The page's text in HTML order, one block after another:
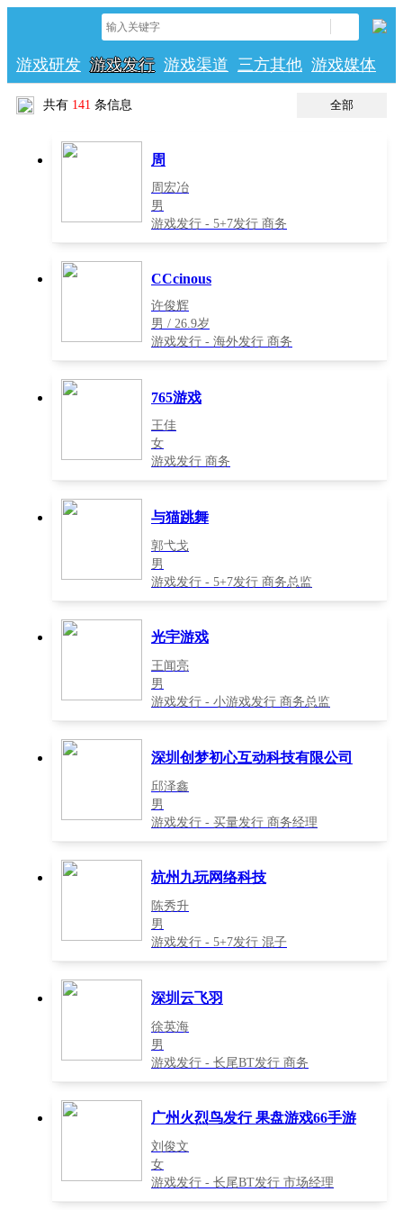
游戏研发 游戏发行 游戏渠道 三方其他 游戏媒体
共有 141 条信息 全部
周
周宏冶
男
游戏发行 - 5+7发行 商务
CCcinous
许俊辉
男 / 26.9岁
游戏发行 - 海外发行 商务
765游戏
王佳
女
游戏发行 商务
与猫跳舞
郭弋戈
男
游戏发行 - 5+7发行 商务总监
光宇游戏
王闻亮
男
游戏发行 - 小游戏发行 商务总监
深圳创梦初心互动科技有限公司
邱泽鑫
男
游戏发行 - 买量发行 商务经理
杭州九玩网络科技
陈秀升
男
游戏发行 - 5+7发行 混子
深圳云飞羽
徐英海
男
游戏发行 - 长尾BT发行 商务
广州火烈鸟发行 果盘游戏66手游
刘俊文
女
游戏发行 - 长尾BT发行 市场经理